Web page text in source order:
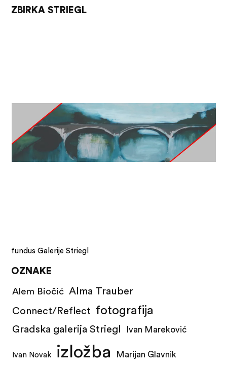
ZBIRKA STRIEGL
fundus Galerije Striegl
OZNAKE
Alem Biočić Alma Trauber
Connect/Reflect fotografija
Gradska galerija Striegl Ivan Mareković
Ivan Novak izložba Marijan Glavnik